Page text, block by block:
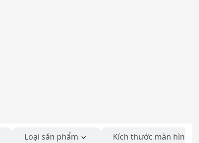
Loại sản phẩm Kích thước màn hình